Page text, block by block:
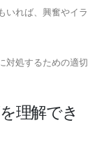
いれば、興奮やイラ
対処するための適切
理解でき